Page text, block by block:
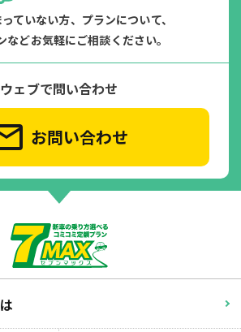
ていない方、プランについて、
などお気軽にご相談ください。
ウェブで問い合わせ
お問い合わせ